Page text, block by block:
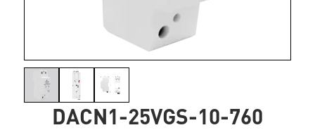
DACN1-25VGS-10-760